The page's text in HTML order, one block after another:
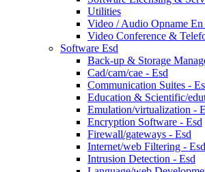
Utilities
Video / Audio Opname
Video Conference &
Software Esd
Back-up & Storage
Cad/cam/cae - Esd
Communication Suites -
Education & Scientific/
Emulation/virtualization -
Encryption Software - Esd
Firewall/gateways - Esd
Internet/web Filtering - Esd
Intrusion Detection - Esd